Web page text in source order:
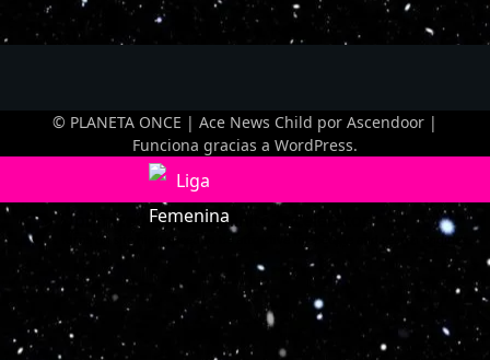
© PLANETA ONCE | Ace News Child por Ascendoor |
Funciona gracias a WordPress.
Optimized by Seraphinite Accelerator
Turns on site high speed to be attractive for people and search engines.